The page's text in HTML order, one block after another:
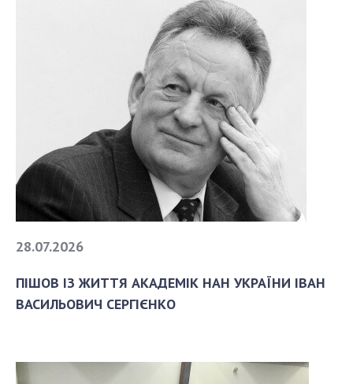
Докторантура
Науково-методична рада
КОНТАКТИ
100-РІЧЧЯ ВІД ДНЯ НАРОДЖЕННЯ В.М.
28.07.2026
ПІШОВ ІЗ ЖИТТЯ АКАДЕМІК НАН УКРАЇНИ ІВАН
ВАСИЛЬОВИЧ СЕРГІЄНКО